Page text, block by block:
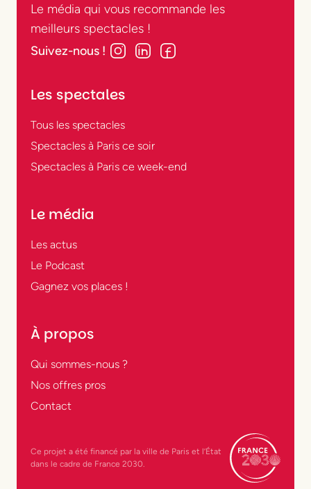
Le média qui vous recommande les
meilleurs spectacles !
Suivez-nous !
Les spectales
Tous les spectacles
Spectacles à Paris ce soir
Spectacles à Paris ce week-end
Le média
Les actus
Le Podcast
Gagnez vos places !
À propos
Qui sommes-nous ?
Nos offres pros
Contact
Ce projet a été financé par la ville de Paris et l’État
dans le cadre de France 2030.